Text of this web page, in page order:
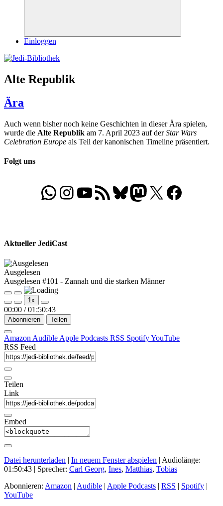
Suchen
Einloggen
Alte Republik
Ära
Auch wenn bisher noch keine Geschichten in dieser Ära spielen,
wurde die Alte Republik am 7. April 2023 auf derStar Wars
Celebration Europe als Teil der kanonischen Timeline präsentiert.
Folgt uns
WhatsApp
Folgt uns auf Instagram
Besucht unseren YouTube-Kanal
RSS-FeedBluesky
Folgt uns auf Mastodon
X Folgt uns auf
Aktueller JediCast
Ausgelesen
Ausgelesen #101 - Zannah und die starken Männer
Play
Episode
Pause
Episode
1x
00:00 / 01:50:43
Abonnieren Teilen
Amazon Audible Apple Podcasts RSS SpotifyYouTube
RSS Feed
Teilen
Link
Embed
Datei herunterladen | In neuem Fenster abspielen | Audiolänge:
01:50:43 | Sprecher: Carl Georg, Ines, Matthias, Tobias
Abonnieren: Amazon | Audible | Apple Podcasts | RSS | Spotify |
YouTube